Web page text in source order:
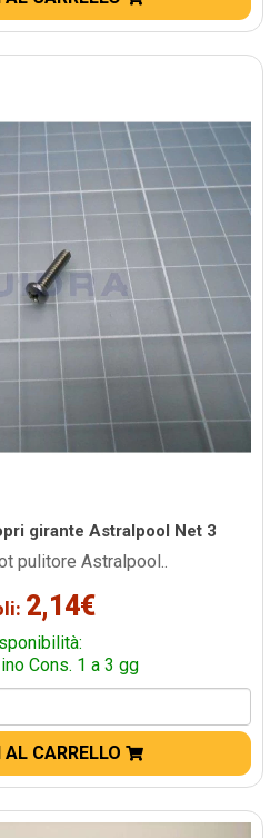
girante Astralpool Net 3
pulitore Astralpool..
2,14€
Cons. 1 a 3 gg
AL CARRELLO